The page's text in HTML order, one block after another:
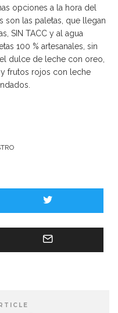
opciones a la hora del
son las paletas, que llegan
SIN TACC y al agua
100 % artesanales, sin
dulce de leche con oreo,
frutos rojos con leche